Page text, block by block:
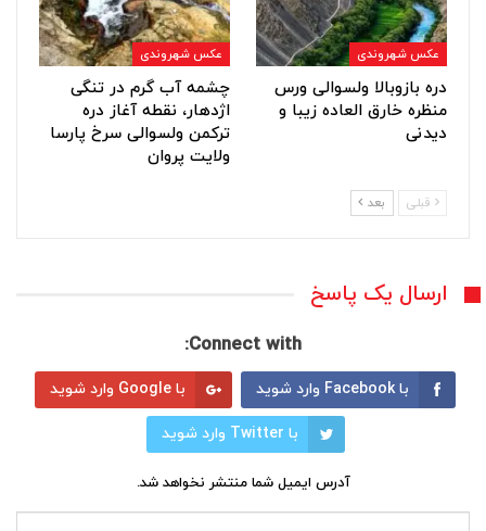
عکس شهروندی
دره بازوبالا ولسوالی ورس
منظره خارق العاده زیبا و
دیدنی
عکس شهروندی
چشمه آب گرم در تنگی
اژدهار، نقطه آغاز دره
ترکمن ولسوالی سرخ پارسا
ولایت پروان
قبلی بعد
ارسال یک پاسخ
Connect with:
با Facebook وارد شوید با Google وارد شوید
با Twitter وارد شوید
آدرس ایمیل شما منتشر نخواهد شد.